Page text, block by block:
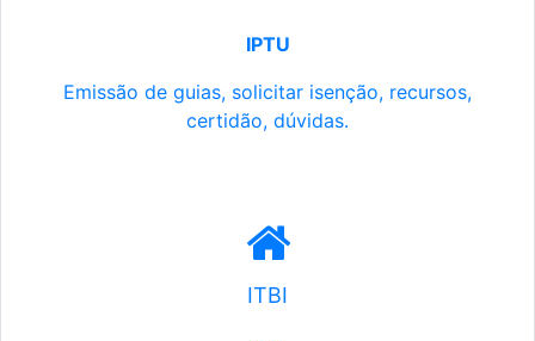
IPTU
Emissão de guias, solicitar isenção, recursos,
certidão, dúvidas.
ITBI